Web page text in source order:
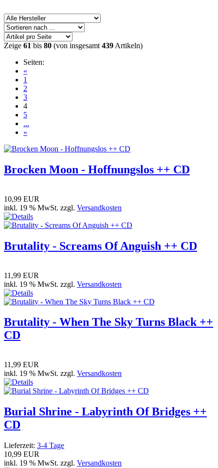
Zeige 61 bis 80 (von insgesamt 439 Artikeln)
Seiten:
«
1
2
3
4
5
...
»
Brocken Moon - Hoffnungslos ++ CD
10,99 EUR
inkl. 19 % MwSt. zzgl. Versandkosten
Brutality - Screams Of Anguish ++ CD
11,99 EUR
inkl. 19 % MwSt. zzgl. Versandkosten
Brutality - When The Sky Turns Black ++
CD
11,99 EUR
inkl. 19 % MwSt. zzgl. Versandkosten
Burial Shrine - Labyrinth Of Bridges ++
CD
Lieferzeit: 3-4 Tage
10,99 EUR
inkl. 19 % MwSt. zzgl. Versandkosten